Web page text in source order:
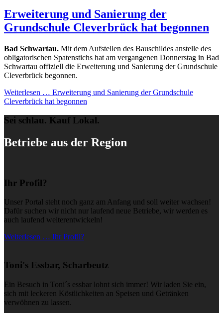
Erweiterung und Sanierung der
Grundschule Cleverbrück hat begonnen
Bad Schwartau. Mit dem Aufstellen des Bauschildes anstelle des
obligatorischen Spatenstichs hat am vergangenen Donnerstag in Bad
Schwartau offiziell die Erweiterung und Sanierung der Grundschule
Cleverbrück begonnen.
Weiterlesen … Erweiterung und Sanierung der Grundschule
Cleverbrück hat begonnen
Sei schlau. Kauf Lokal.
Betriebe aus der Region
Ihr Profil?
Unser Portal steht noch ganz am Anfang und soll weiter wachsen!
Dafür suchen wir nicht nur laufend neue Betriebe, wir werden es
auch laufend weiterentwickeln!
Weiterlesen … Ihr Profil?
Toni's Essbar, Scharbeutz
Ein Besuch in Toni´s essbar lohnt sich immer! Wir laden Sie ein,
sich mit leckeren Köstlichkeiten an Speisen und Getränken
verwöhnen zu lassen.